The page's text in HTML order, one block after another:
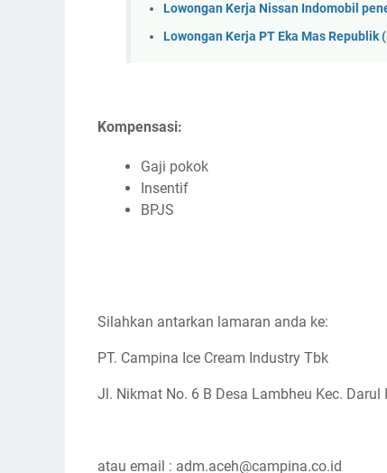
Lowongan Kerja Nissan Indomobil
Lowongan Kerja PT Eka Mas
Kompensasi:
Gaji pokok
Insentif
BPJS
Silahkan antarkan lamaran anda ke:
PT. Campina Ice Cream Industry Tbk
Jl. Nikmat No. 6 B Desa Lambheu Kec. Darul
atau email : adm.aceh@campina.co.id